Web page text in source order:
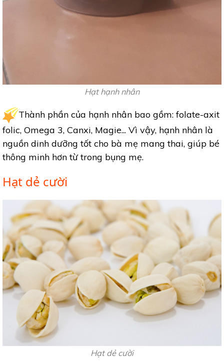
Hạt hạnh nhân
Thành phần của hạnh nhân bao gồm: folate-axit
folic, Omega 3, Canxi, Magie... Vì vậy, hạnh nhân là
nguồn dinh dưỡng tốt cho bà mẹ mang thai, giúp bé
thông minh hơn từ trong bụng mẹ.
Hạt dẻ cười
Hạt dẻ cười